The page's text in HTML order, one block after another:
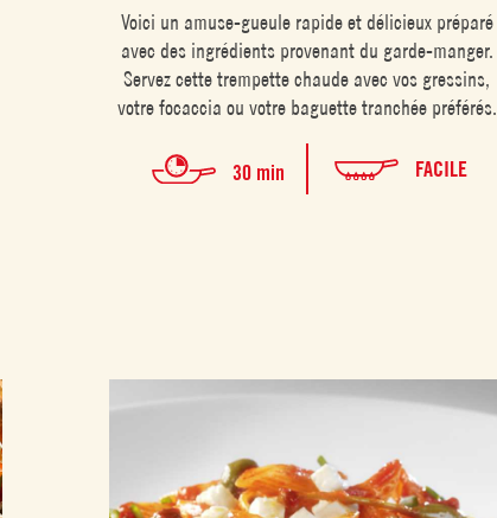
Voici un amuse-gueule rapide et délicieux préparé
avec des ingrédients provenant du garde-manger.
Servez cette trempette chaude avec vos gressins,
votre focaccia ou votre baguette tranchée préférés.
30 min FACILE